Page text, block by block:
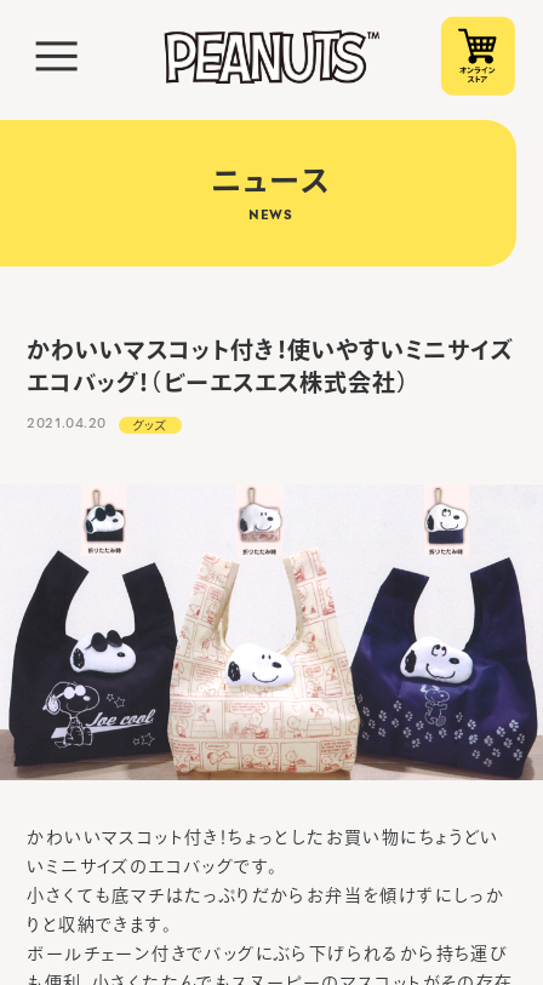
ニュース
NEWS
かわいいマスコット付き！使いやすいミニサイズ
エコバッグ！（ビーエスエス株式会社）
2021.04.20 グッズ
かわいいマスコット付き！ちょっとしたお買い物にちょうどい
いミニサイズのエコバッグです。
小さくても底マチはたっぷりだからお弁当を傾けずにしっか
りと収納できます。
ボールチェーン付きでバッグにぶら下げられるから持ち運び